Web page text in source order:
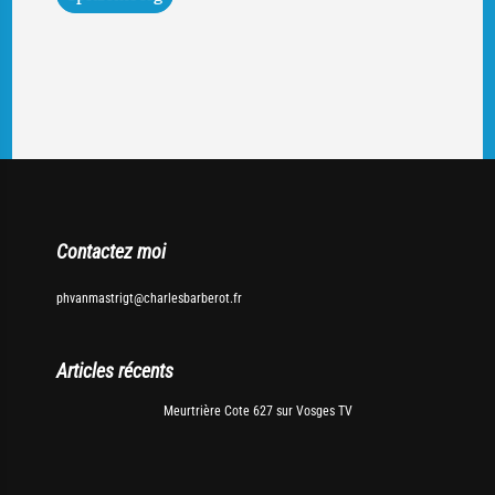
Contactez moi
phvanmastrigt@charlesbarberot.fr
Articles récents
Meurtrière Cote 627 sur Vosges TV